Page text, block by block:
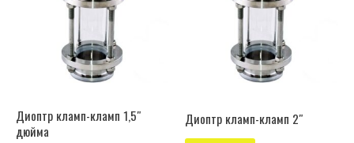
Диоптр кламп-кламп 1,5″
дюйма
Диоптр кламп-кламп 2″